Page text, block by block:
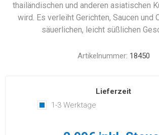
thailändischen und anderen asiatischen
wird. Es verleiht Gerichten, Saucen und
säuerlichen, leicht süßlichen
Artikelnummer: 18450
Lieferzeit
1-3 Werktage